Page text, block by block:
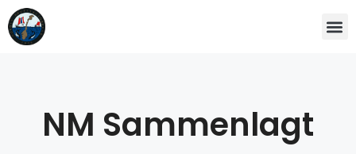
NM Sammenlagt